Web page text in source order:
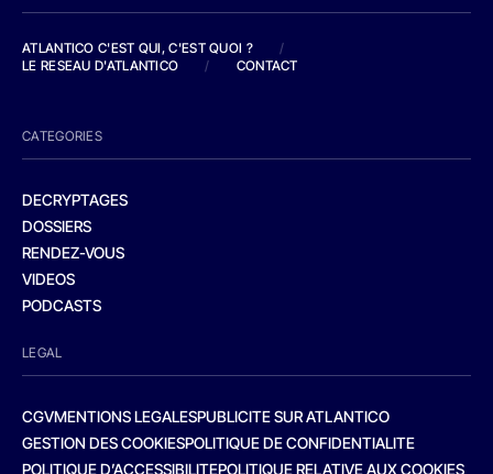
ATLANTICO C'EST QUI, C'EST QUOI ?
/
LE RESEAU D'ATLANTICO
/ CONTACT
CATEGORIES
DECRYPTAGES
DOSSIERS
RENDEZ-VOUS
VIDEOS
PODCASTS
LEGAL
CGVMENTIONS LEGALESPUBLICITE SUR ATLANTICO
GESTION DES COOKIESPOLITIQUE DE CONFIDENTIALITE
POLITIQUE D’ACCESSIBILITEPOLITIQUE RELATIVE AUX COOKIES